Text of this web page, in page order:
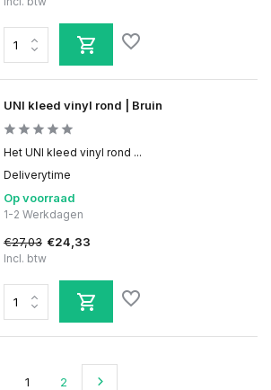
UNI kleed vinyl rond | Bruin
Het UNI kleed vinyl rond ...
Deliverytime
Op voorraad
1-2 Werkdagen
€27,03 €24,33
Incl. btw
1 2